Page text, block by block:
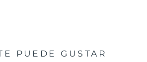
PUEDE GUSTAR